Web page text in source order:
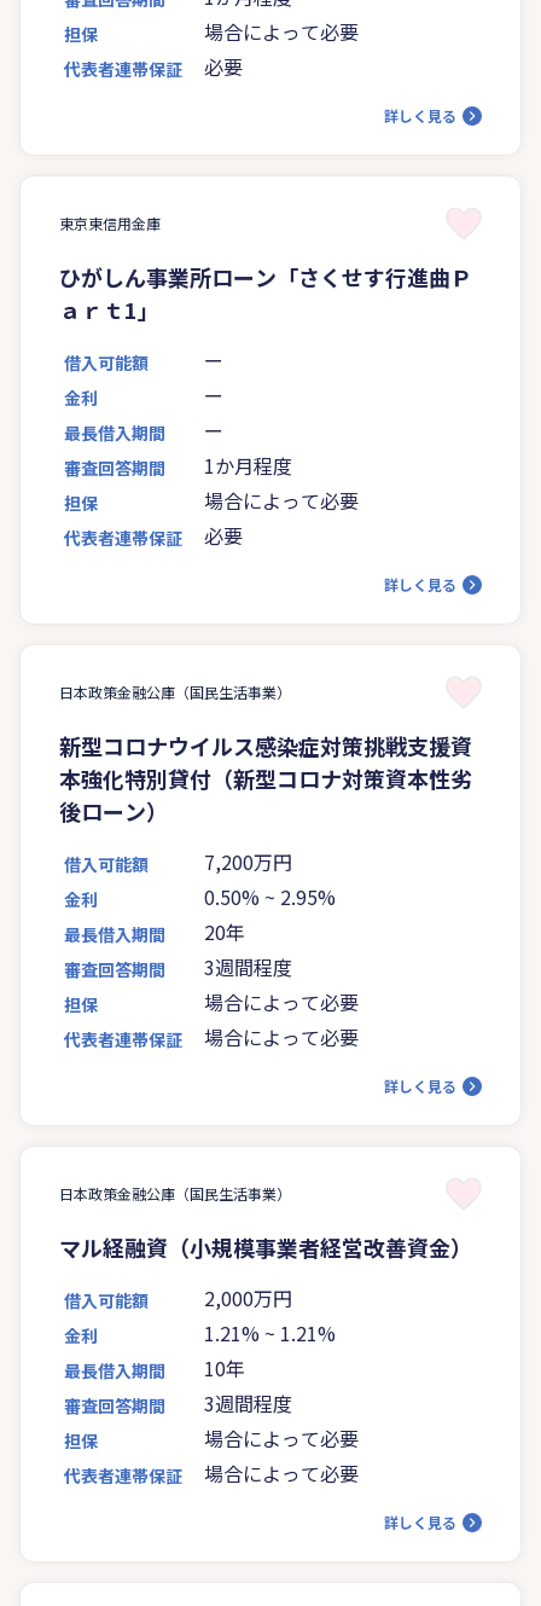
担保 場合によって必要
代表者連帯保証 必要
詳しく見る
東京東信用金庫
ひがしん事業所ローン「さくせす行進曲Ｐ
ａｒｔ1」
借入可能額 ー
金利 ー
最長借入期間 ー
審査回答期間 1か月程度
担保 場合によって必要
代表者連帯保証 必要
詳しく見る
日本政策金融公庫（国民生活事業）
新型コロナウイルス感染症対策挑戦支援資
本強化特別貸付（新型コロナ対策資本性劣
後ローン）
借入可能額 7,200万円
金利 0.50% ~ 2.95%
最長借入期間 20年
審査回答期間 3週間程度
担保 場合によって必要
代表者連帯保証 場合によって必要
詳しく見る
日本政策金融公庫（国民生活事業）
マル経融資（小規模事業者経営改善資金）
借入可能額 2,000万円
金利 1.21% ~ 1.21%
最長借入期間 10年
審査回答期間 3週間程度
担保 場合によって必要
代表者連帯保証 場合によって必要
詳しく見る